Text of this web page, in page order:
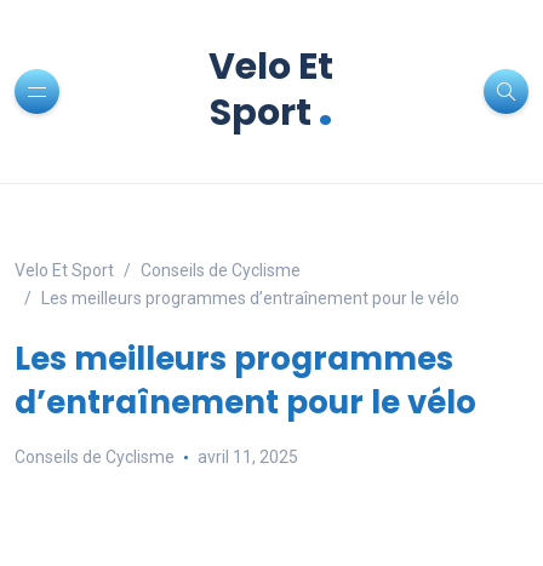
Velo Et
Sport.
Velo Et Sport
Conseils de Cyclisme
Les meilleurs programmes d’entraînement pour le vélo
Les meilleurs programmes
d’entraînement pour le vélo
Conseils de Cyclisme avril 11, 2025